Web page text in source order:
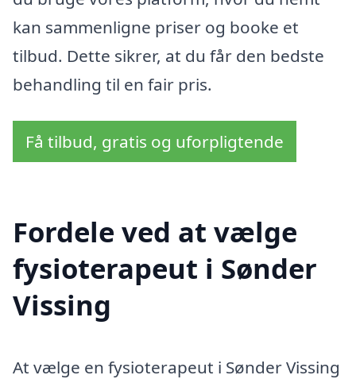
kan sammenligne priser og booke et
tilbud. Dette sikrer, at du får den bedste
behandling til en fair pris.
Få tilbud, gratis og uforpligtende
Fordele ved at vælge
fysioterapeut i Sønder
Vissing
At vælge en fysioterapeut i Sønder Vissing